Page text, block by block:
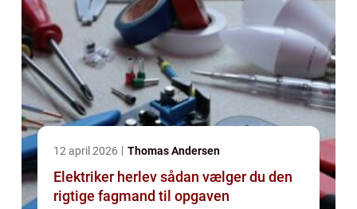
12 april 2026 Thomas Andersen
Elektriker herlev sådan vælger du den
rigtige fagmand til opgaven